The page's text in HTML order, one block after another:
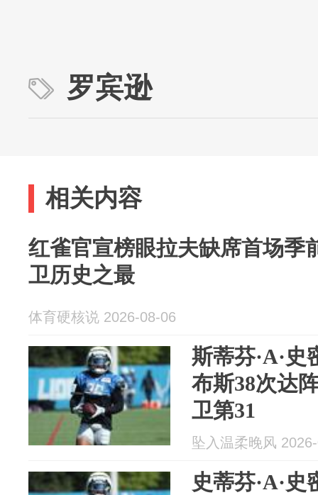
罗宾逊
相关内容
红雀官宣榜眼拉夫缺席首场季
卫历史之最
体育硬核说 2026-08-06
斯蒂芬·A·
布斯38次达
卫第31
坠入温柔晚风
史蒂芬·A·